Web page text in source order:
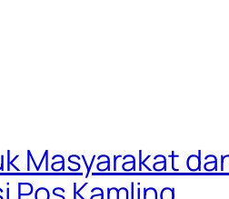
Masyarakat